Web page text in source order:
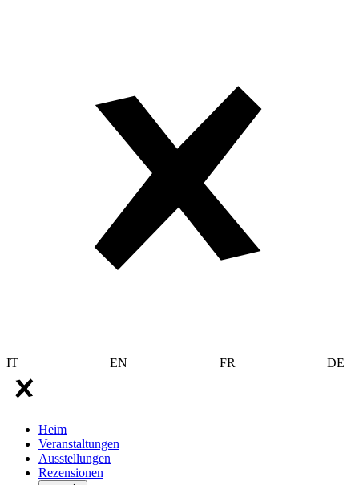
IT EN FR DE
Heim
Veranstaltungen
Ausstellungen
Rezensionen